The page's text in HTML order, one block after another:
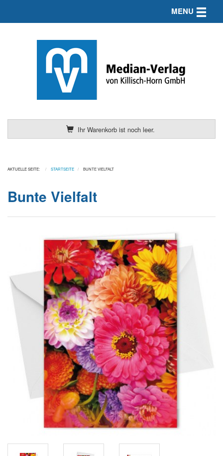
Ihr Warenkorb ist noch leer.
MENU Toggle
AKTUELLE SEITE: STARTSEITE BUNTE VIELFALT
Bunte Vielfalt